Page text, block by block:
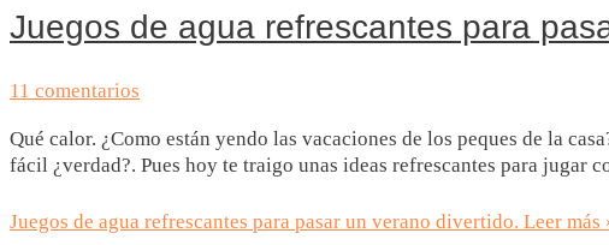
Juegos de agua refrescantes para
11 comentarios
Qué calor. ¿Como están yendo las vacaciones de los peques de la
fácil ¿verdad?. Pues hoy te traigo unas ideas refrescantes para jugar
Juegos de agua refrescantes para pasar un verano divertido. Leer más